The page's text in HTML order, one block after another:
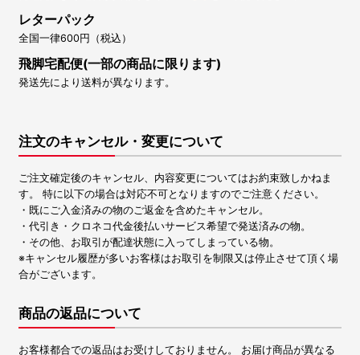
レターパック
全国一律600円（税込）
飛脚宅配便(一部の商品に限ります)
発送先により送料が異なります。
注文のキャンセル・変更について
ご注文確定後のキャンセル、内容変更についてはお約束致しかねま
す。 特に以下の場合は対応不可となりますのでご注意ください。
・既にご入金済みの物のご返金を含めたキャンセル。
・代引き・クロネコ代金後払いサービス希望で発送済みの物。
・その他、お取引が配達状態に入ってしまっている物。
※キャンセル履歴が多いお客様はお取引を制限又は停止させて頂く場
合がございます。
商品の返品について
お客様都合での返品はお受けしておりません。 お届け商品が異なる